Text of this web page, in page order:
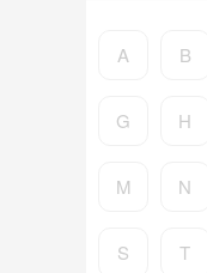
A B
G H
M N
S T